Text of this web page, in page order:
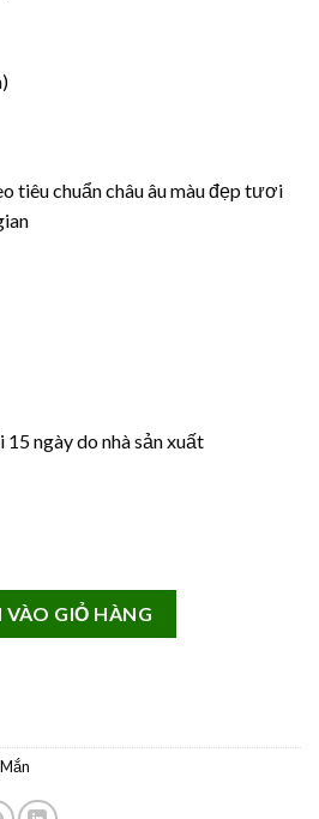
tiêu chuẩn châu âu màu đẹp tươi
ngày do nhà sản xuất
Gốm Sứ Cao Cấp Size Lớn M02 số
VÀO GIỎ HÀNG